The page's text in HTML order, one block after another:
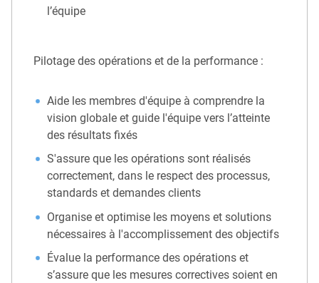
l’équipe
Pilotage des opérations et de la performance :
Aide les membres d'équipe à comprendre la
vision globale et guide l'équipe vers l’atteinte
des résultats fixés
S'assure que les opérations sont réalisés
correctement, dans le respect des processus,
standards et demandes clients
Organise et optimise les moyens et solutions
nécessaires à l'accomplissement des objectifs
Évalue la performance des opérations et
s’assure que les mesures correctives soient en